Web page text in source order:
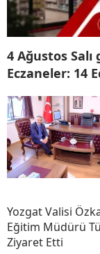
4 Ağustos
Eczaneler: 14
Yozgat Valisi
Eğitim Müdürü
Ziyaret Etti